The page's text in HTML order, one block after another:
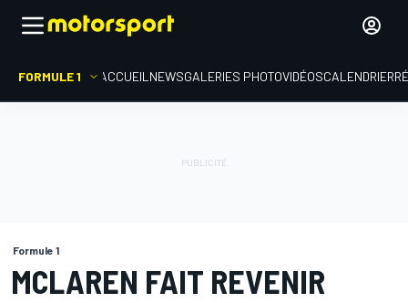
FORMULE 1 ACCUEIL NEWSGALERIES PHOTOVIDÉOSCALENDRIER
Formule 1
MCLAREN FAIT REVENIR